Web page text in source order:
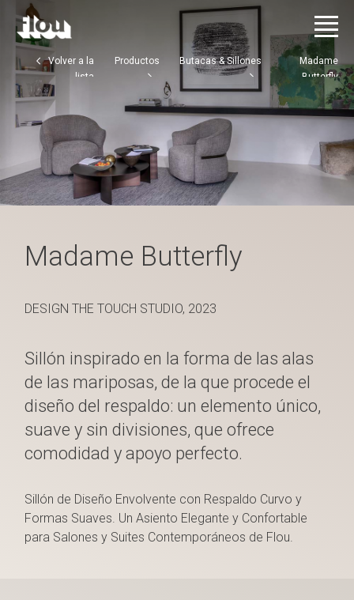
Volver a la
lista
Productos Butacas & Sillones
Madame
Butterfly
Madame Butterfly
DESIGN THE TOUCH STUDIO, 2023
Sillón inspirado en la forma de las alas
de las mariposas, de la que procede el
diseño del respaldo: un elemento único,
suave y sin divisiones, que ofrece
comodidad y apoyo perfecto.
Sillón de Diseño Envolvente con Respaldo Curvo y
Formas Suaves. Un Asiento Elegante y Confortable
para Salones y Suites Contemporáneos de Flou.